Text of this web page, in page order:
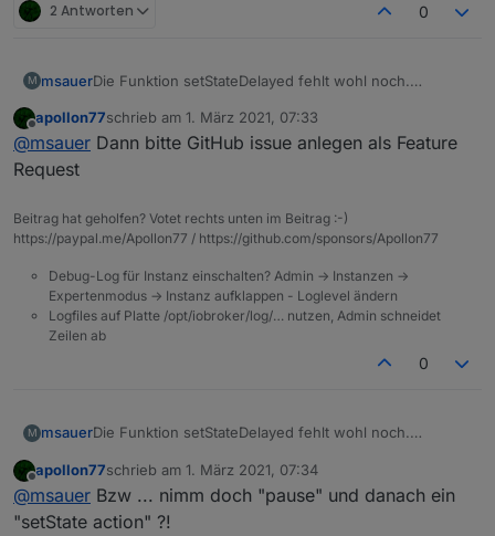
2 Antworten 0
M msauerDie Funktion setStateDelayed fehlt wohl noch.
apollon77schrieb am 1. März 2021, 07:33
zuletzt editiert von
@msauer Dann bitte GitHub issue anlegen als Feature
Request
Beitrag hat geholfen? Votet rechts unten im Beitrag :-)
https://paypal.me/Apollon77 / https://github.com/sponsors/Apollon77
Debug-Log für Instanz einschalten? Admin -> Instanzen ->
Expertenmodus -> Instanz aufklappen - Loglevel ändern
Logfiles auf Platte /opt/iobroker/log/… nutzen, Admin schneidet
Zeilen ab
0
M msauerDie Funktion setStateDelayed fehlt wohl noch.
apollon77schrieb am 1. März 2021, 07:34
zuletzt editiert von
@msauer Bzw ... nimm doch "pause" und danach ein
"setState action" ?!